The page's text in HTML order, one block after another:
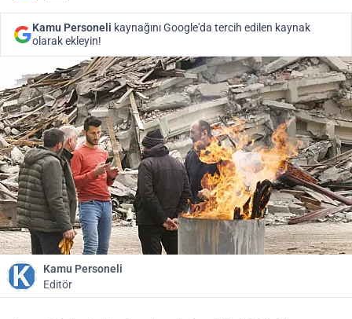
Kamu Personeli kaynağını Google'da tercih edilen kaynak
olarak ekleyin!
Kamu Personeli
Editör